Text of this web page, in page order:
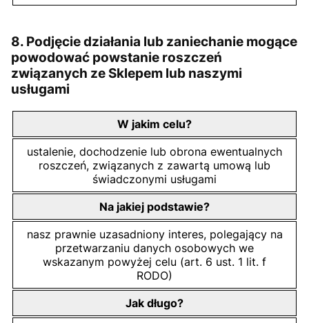
8. Podjęcie działania lub zaniechanie mogące
powodować powstanie roszczeń
związanych ze Sklepem lub naszymi
usługami
W jakim celu?
ustalenie, dochodzenie lub obrona ewentualnych
roszczeń, związanych z zawartą umową lub
świadczonymi usługami
Na jakiej podstawie?
nasz prawnie uzasadniony interes, polegający na
przetwarzaniu danych osobowych we
wskazanym powyżej celu (art. 6 ust. 1 lit. f
RODO)
Jak długo?